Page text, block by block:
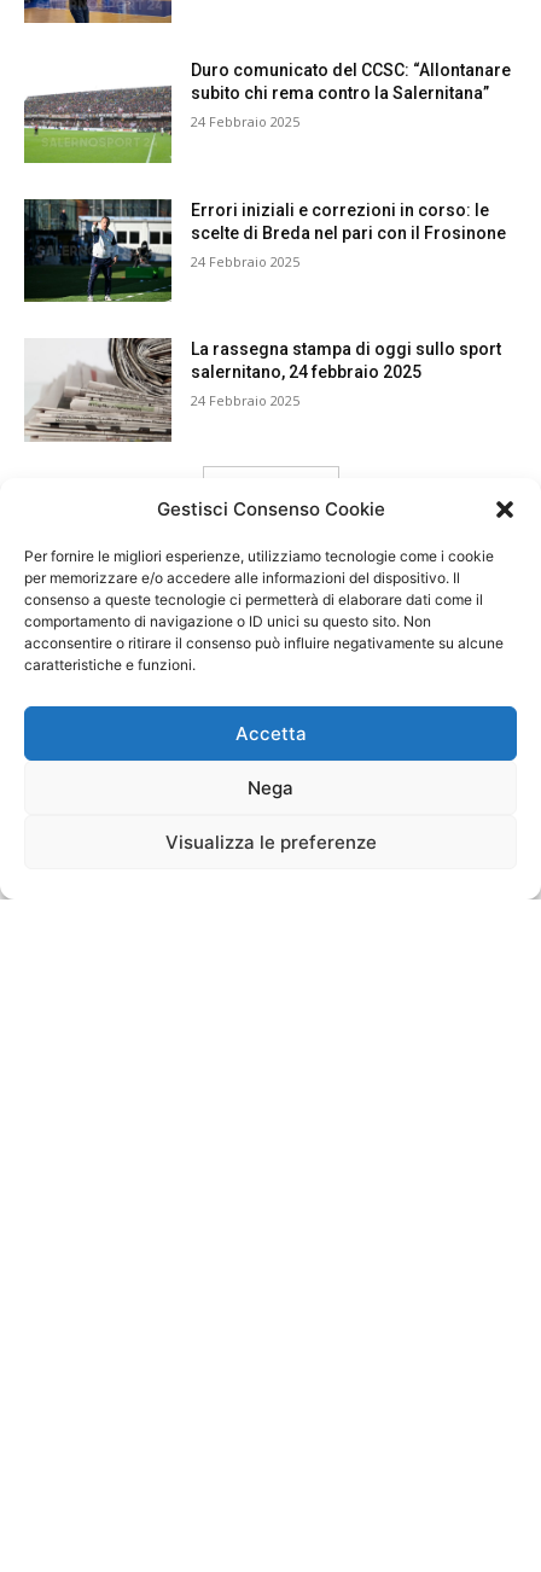
Gestisci Consenso Cookie
Per fornire le migliori esperienze, utilizziamo tecnologie come i cookie
per memorizzare e/o accedere alle informazioni del dispositivo. Il
consenso a queste tecnologie ci permetterà di elaborare dati come il
comportamento di navigazione o ID unici su questo sito. Non
acconsentire o ritirare il consenso può influire negativamente su alcune
caratteristiche e funzioni.
Accetta
Nega
Visualizza le preferenze
Duro comunicato del CCSC: “Allontanare
subito chi rema contro la Salernitana”
24 Febbraio 2025
Errori iniziali e correzioni in corso: le
scelte di Breda nel pari con il Frosinone
24 Febbraio 2025
La rassegna stampa di oggi sullo sport
salernitano, 24 febbraio 2025
24 Febbraio 2025